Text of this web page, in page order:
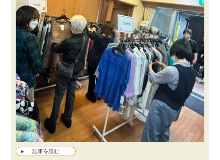
記事を読む